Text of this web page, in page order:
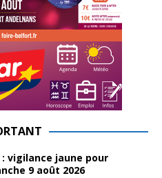
vigilance jaune pour
9 août 2026